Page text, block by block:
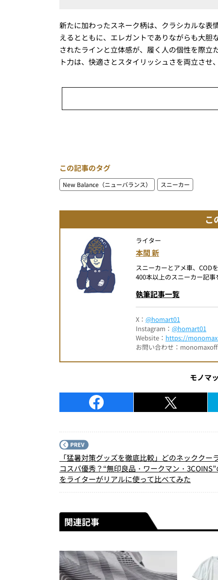
新たに加わったスネーク柄は、クラシカルな
えるとともに、エレガントでありながらも大
されたラインと立体感が、履く人の個性を際
ト力は、快適さとスタイリッシュさを両立さ
この記事のタグ
New Balance（ニューバランス） スニーカー
こ
ライター
本間 新
スニーカーとアメ車、COD
400本以上のスニーカー記
執筆記事一覧
X： @homart01
Instagram： @homart01
Website： https://
お問い合わせ：
モノマ
「猛暑対策グッズを徹底比較」どのネッククー
コスパ優秀？“無印良品・ワークマン・
をライターがリアルに使って比べてみた
関連記事